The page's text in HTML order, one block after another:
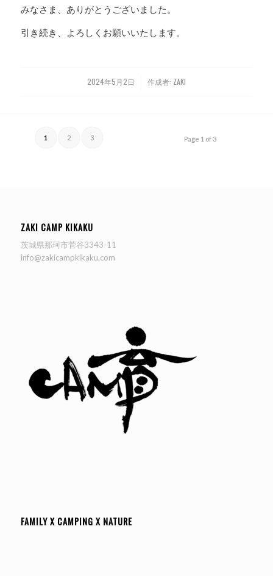
みなさま、ありがとうございました。
引き続き、よろしくお願いいたします。
2024年5月2日
/ 作成者: ZAKI
Page 1 of 3
1 2 3
ZAKI CAMP KIKAKU
茨城県那珂市菅谷3343-11
info@zakicampkikaku.com
FAMILY X CAMPING X NATURE